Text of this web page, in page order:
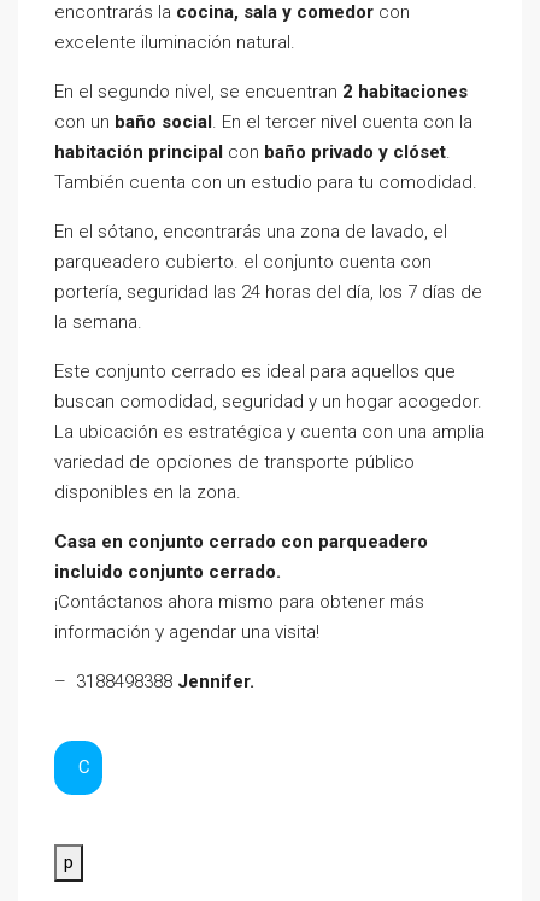
encontrarás la cocina, sala y comedor con
excelente iluminación natural.
En el segundo nivel, se encuentran 2 habitaciones
con un baño social. En el tercer nivel cuenta con la
habitación principal con baño privado y clóset.
También cuenta con un estudio para tu comodidad.
En el sótano, encontrarás una zona de lavado, el
parqueadero cubierto. el conjunto cuenta con
portería, seguridad las 24 horas del día, los 7 días de
la semana.
Este conjunto cerrado es ideal para aquellos que
buscan comodidad, seguridad y un hogar acogedor.
La ubicación es estratégica y cuenta con una amplia
variedad de opciones de transporte público
disponibles en la zona.
Casa en conjunto cerrado con parqueadero
incluido conjunto cerrado.
¡Contáctanos ahora mismo para obtener más
información y agendar una visita!
– 3188498388 Jennifer.
C
p